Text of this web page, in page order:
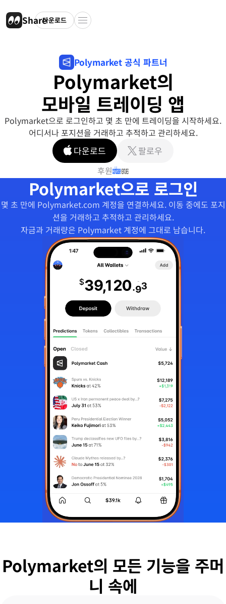
Share다운로드
Polymarket 공식 파트너
Polymarket의
모바일 트레이딩 앱
Polymarket으로 로그인하고 몇 초 만에 트레이딩을 시작하세요.
어디서나 포지션을 거래하고 추적하고 관리하세요.
다운로드 팔로우
후원
Polymarket으로 로그인
몇 초 만에 Polymarket.com 계정을 연결하세요. 이동 중에도 포지
션을 거래하고 추적하고 관리하세요.
자금과 거래량은 Polymarket 계정에 그대로 남습니다.
Polymarket의 모든 기능을 주머
니 속에